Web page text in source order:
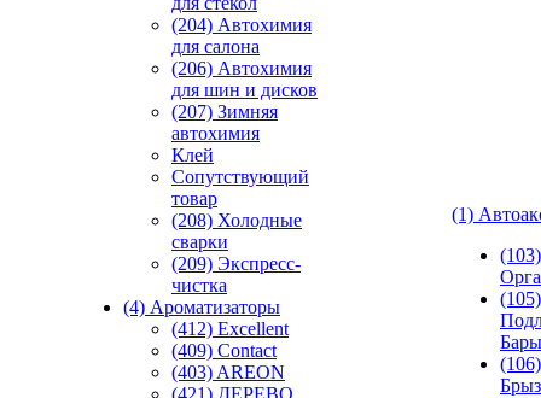
(204) Автохимия
для салона
(206) Автохимия
для шин и дисков
(207) Зимняя
автохимия
Клей
Сопутствующий
товар
(208) Холодные
сварки
(209) Экспреcс-
чистка
(4) Ароматизаторы
(412) Excellent
(409) Contact
(403) AREON
(421) ДЕРЕВО
(1)
(105)
Бары
(106)